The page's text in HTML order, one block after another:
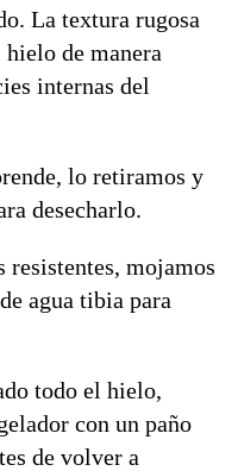
La textura rugosa
de manera
internas del
lo retiramos y
desecharlo.
resistentes, mojamos
agua tibia para
todo el hielo,
con un paño
de volver a